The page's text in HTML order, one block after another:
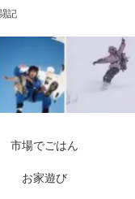
記
市場でごはん
お家遊び